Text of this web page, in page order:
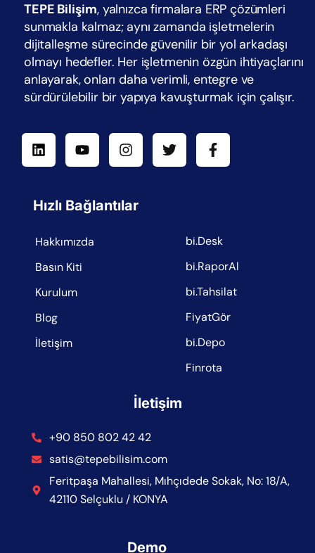
TEPE Bilişim, yalnızca firmalara ERP çözümleri
sunmakla kalmaz; aynı zamanda işletmelerin
dijitalleşme sürecinde güvenilir bir yol arkadaşı
olmayı hedefler. Her işletmenin özgün ihtiyaçlarını
anlayarak, onları daha verimli, entegre ve
sürdürülebilir bir yapıya kavuşturmak için çalışır.
Hızlı Bağlantılar
Hakkımızda
Basın Kiti
Kurulum
Blog
İletişim
bi.Desk
bi.RaporAl
bi.Tahsilat
FiyatGör
bi.Depo
Finrota
İletişim
+90 850 802 42 42
satis@tepebilisim.com
Feritpaşa Mahallesi, Mıhçıdede Sokak, No: 18/A,
42110 Selçuklu / KONYA
Demo